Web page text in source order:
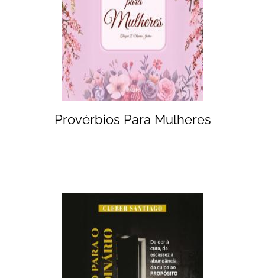
Provérbios Para Mulheres